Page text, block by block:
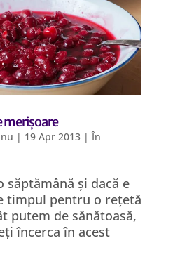
merișoare
| 19 Apr 2013| În
săptămână și dacă e
timpul pentru o rețetă
putem de sănătoasă,
încerca în acest